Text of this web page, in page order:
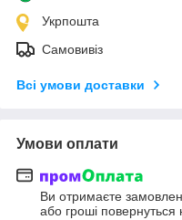
Укрпошта
Самовивіз
Всі умови доставки
Умови оплати
Ви отримаєте
або гроші повернуться